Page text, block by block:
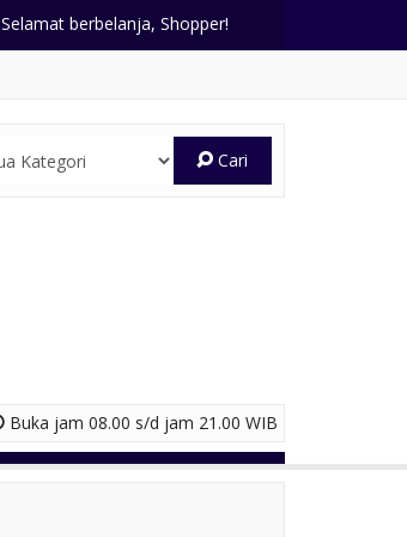
Selamat berbelanja, Shopper!
Cari
Buka jam 08.00 s/d jam 21.00 WIB